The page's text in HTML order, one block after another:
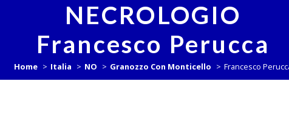
NECROLOGIO
Francesco Perucca
Home Italia NO Granozzo Con Monticello Francesco